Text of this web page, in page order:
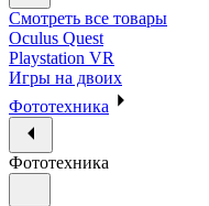
Смотреть все товары
Oculus Quest
Playstation VR
Игры на двоих
Фототехника
Фототехника